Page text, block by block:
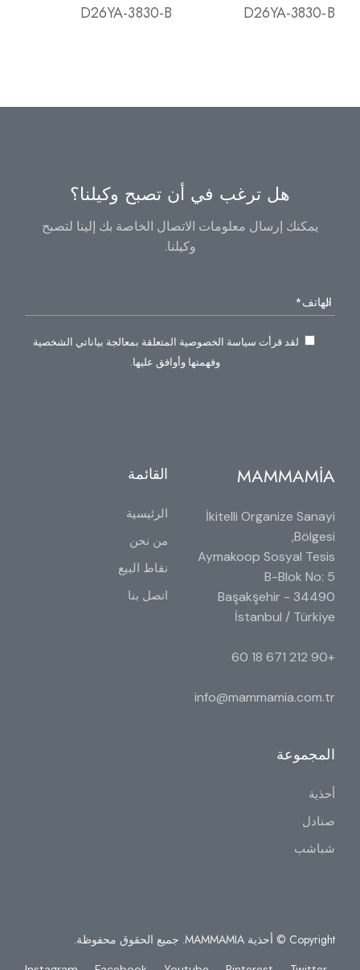
D26YA-3830-B
D26YA-3830-B
هل ترغب في أن تصبح وكيلنا؟
يمكنك إرسال معلومات الاتصال الخاصة بك إلينا لتصبح
وكيلنا.
لقد قرأت سياسة الخصوصية المتعلقة بمعالجة بياناتي الشخصية
وفهمتها وأوافق عليها.
MAMMAMİA
İkitelli Organize Sanayi
Bölgesi,
Aymakoop Sosyal Tesis
B-Blok No: 5
34490 Başakşehir -
İstanbul / Türkiye
+90 212 671 18 60
info@mammamia.com.tr
القائمة
الرئيسية
من نحن
نقاط البيع
اتصل بنا
المجموعة
أحذية
صنادل
شباشب
Copyright © أحذية MAMMAMIA. جميع الحقوق محفوظة.